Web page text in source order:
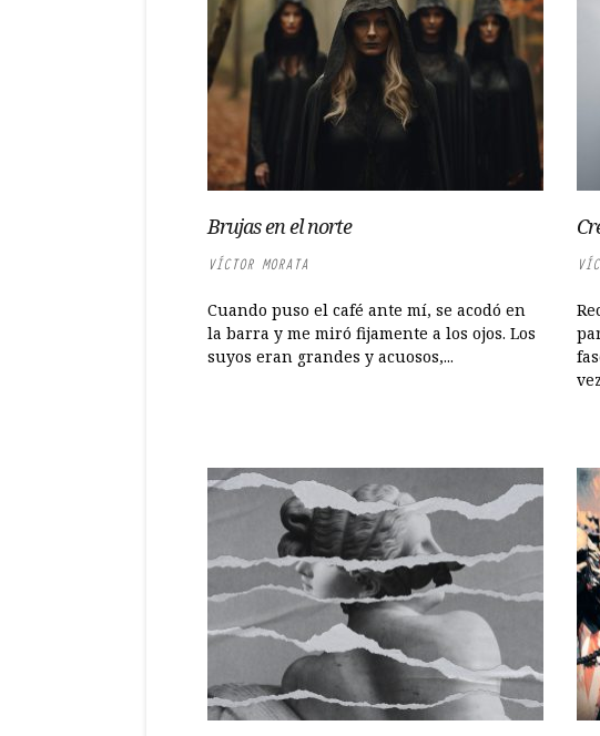
Brujas en el norte
VÍCTOR MORATA
Cuando puso el café ante mí, se acodó en
la barra y me miró fijamente a los ojos. Los
suyos eran grandes y acuosos,...